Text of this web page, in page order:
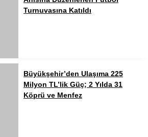
Turnuvasına Katıldı
Büyükşehir’den Ulaşıma 225
Milyon TL’lik Güç; 2 Yılda 31
Köprü ve Menfez